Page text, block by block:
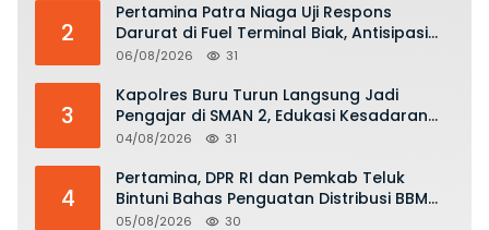
2
Pertamina Patra Niaga Uji Respons
Darurat di Fuel Terminal Biak, Antisipasi
Risiko Kebakaran dan Tumpahan BBM
06/08/2026 31
3
Kapolres Buru Turun Langsung Jadi
Pengajar di SMAN 2, Edukasi Kesadaran
Hukum dan Stop Kekerasan
04/08/2026 31
4
Pertamina, DPR RI dan Pemkab Teluk
Bintuni Bahas Penguatan Distribusi BBM
dan LPG
05/08/2026 30